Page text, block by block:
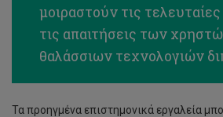
μοιραστούν τις τελευταίες
τις απαιτήσεις των
θαλάσσιων τεχνολογιών
Τα προηγμένα επιστημονικά εργαλεία